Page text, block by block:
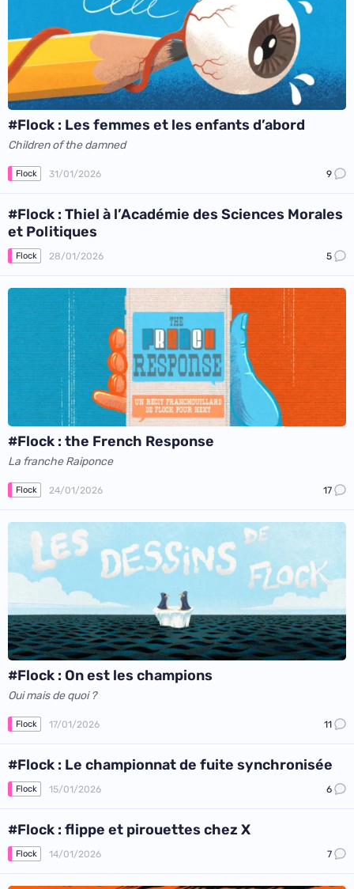
#Flock : Les femmes et les enfants d’abord
Children of the damned
Flock 31/01/2026 9
#Flock : Thiel à l’Académie des Sciences Morales
et Politiques
Flock 28/01/2026 5
#Flock : the French Response
La franche Raiponce
Flock 24/01/2026 17
#Flock : On est les champions
Oui mais de quoi ?
Flock 17/01/2026 11
#Flock : Le championnat de fuite synchronisée
Flock 15/01/2026 6
#Flock : flippe et pirouettes chez X
Flock 14/01/2026 7